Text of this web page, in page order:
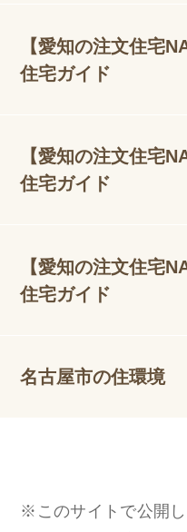
【愛知の注文住宅
住宅ガイド
【愛知の注文住宅
住宅ガイド
【愛知の注文住宅
住宅ガイド
名古屋市の住環境
※このサイトで公開